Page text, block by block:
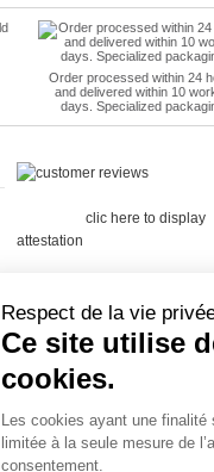
Order processed within 24
and delivered within 10
days. Specialized
clic here to display
attestation
Cépage Merlot
Cépage Sauvignon
Respect de la vie
Ce site utilise
cookies.
Les cookies ayant une finalité
limitée à la seule mesure de
consentement.